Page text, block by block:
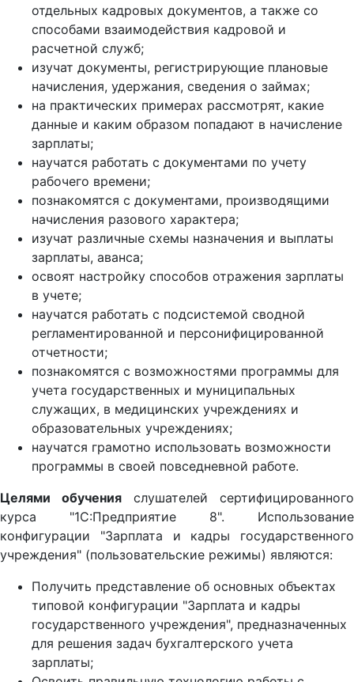
отдельных кадровых документов, а также со
способами взаимодействия кадровой и
расчетной служб;
изучат документы, регистрирующие плановые
начисления, удержания, сведения о займах;
на практических примерах рассмотрят, какие
данные и каким образом попадают в начисление
зарплаты;
научатся работать с документами по учету
рабочего времени;
познакомятся с документами, производящими
начисления разового характера;
изучат различные схемы назначения и выплаты
зарплаты, аванса;
освоят настройку способов отражения зарплаты
в учете;
научатся работать с подсистемой сводной
регламентированной и персонифицированной
отчетности;
познакомятся с возможностями программы для
учета государственных и муниципальных
служащих, в медицинских учреждениях и
образовательных учреждениях;
научатся грамотно использовать возможности
программы в своей повседневной работе.
Целями обучения слушателей сертифицированного
курса "1С:Предприятие 8". Использование
конфигурации "Зарплата и кадры государственного
учреждения" (пользовательские режимы) являются:
Получить представление об основных объектах
типовой конфигурации "Зарплата и кадры
государственного учреждения", предназначенных
для решения задач бухгалтерского учета
зарплаты;